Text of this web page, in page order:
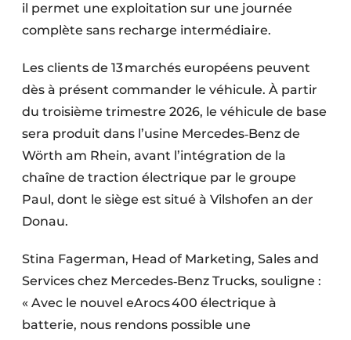
il permet une exploitation sur une journée
complète sans recharge intermédiaire.
Les clients de 13 marchés européens peuvent
dès à présent commander le véhicule. À partir
du troisième trimestre 2026, le véhicule de base
sera produit dans l’usine Mercedes‑Benz de
Wörth am Rhein, avant l’intégration de la
chaîne de traction électrique par le groupe
Paul, dont le siège est situé à Vilshofen an der
Donau.
Stina Fagerman, Head of Marketing, Sales and
Services chez Mercedes‑Benz Trucks, souligne :
« Avec le nouvel eArocs 400 électrique à
batterie, nous rendons possible une